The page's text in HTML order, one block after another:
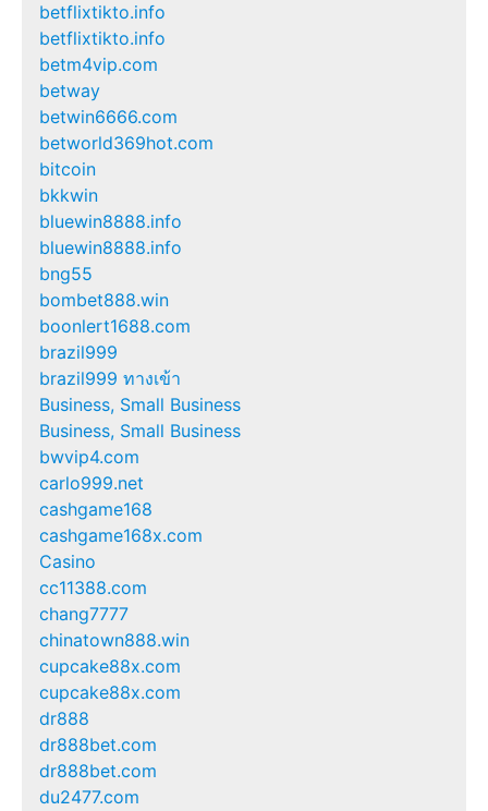
betflixtikto.info
betflixtikto.info
betm4vip.com
betway
betwin6666.com
betworld369hot.com
bitcoin
bkkwin
bluewin8888.info
bluewin8888.info
bng55
bombet888.win
boonlert1688.com
brazil999
brazil999 ทางเข้า
Business, Small Business
Business, Small Business
bwvip4.com
carlo999.net
cashgame168
cashgame168x.com
Casino
cc11388.com
chang7777
chinatown888.win
cupcake88x.com
cupcake88x.com
dr888
dr888bet.com
dr888bet.com
du2477.com